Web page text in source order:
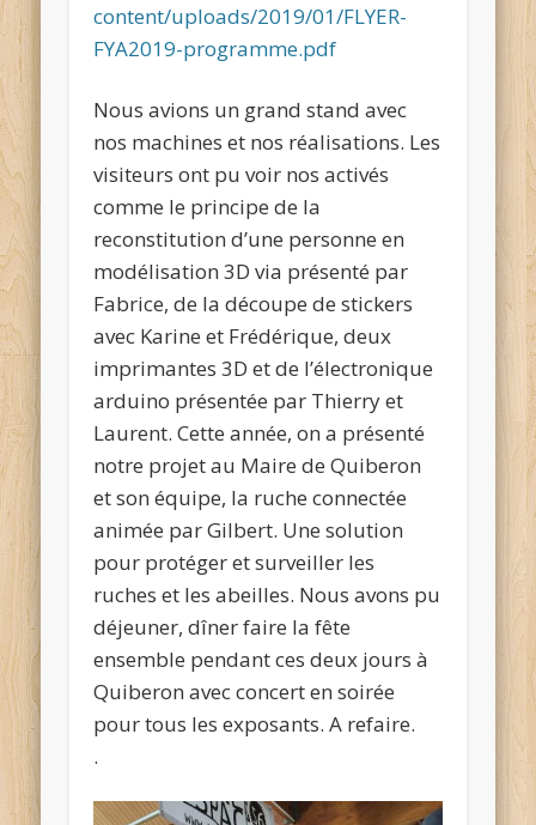
content/uploads/2019/01/FLYER-
FYA2019-programme.pdf
Nous avions un grand stand avec
nos machines et nos réalisations. Les
visiteurs ont pu voir nos activés
comme le principe de la
reconstitution d’une personne en
modélisation 3D via présenté par
Fabrice, de la découpe de stickers
avec Karine et Frédérique, deux
imprimantes 3D et de l’électronique
arduino présentée par Thierry et
Laurent. Cette année, on a présenté
notre projet au Maire de Quiberon
et son équipe, la ruche connectée
animée par Gilbert. Une solution
pour protéger et surveiller les
ruches et les abeilles. Nous avons pu
déjeuner, dîner faire la fête
ensemble pendant ces deux jours à
Quiberon avec concert en soirée
pour tous les exposants. A refaire.
.